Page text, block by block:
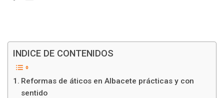
INDICE DE CONTENIDOS
Reformas de áticos en Albacete prácticas y con
sentido